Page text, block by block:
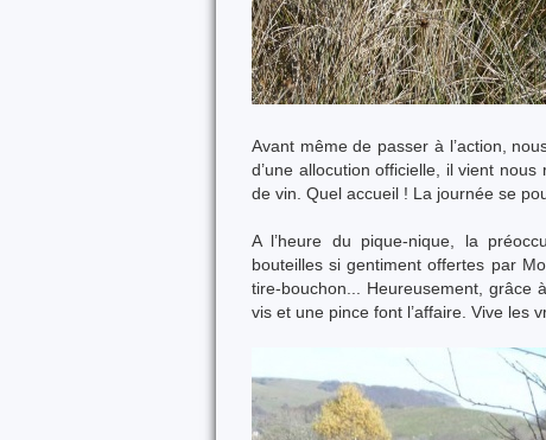
Avant même de passer à l’action,
d’une allocution officielle, il vient
de vin. Quel accueil ! La journée se
A l’heure du pique-nique, la
bouteilles si gentiment offertes par
tire-bouchon... Heureusement, grâce
vis et une pince font l’affaire. Vive les